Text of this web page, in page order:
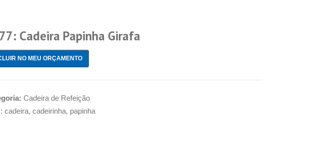
Cadeira Papinha Girafa
NO MEU ORÇAMENTO
Cadeira de Refeição
cadeira, cadeirinha, papinha